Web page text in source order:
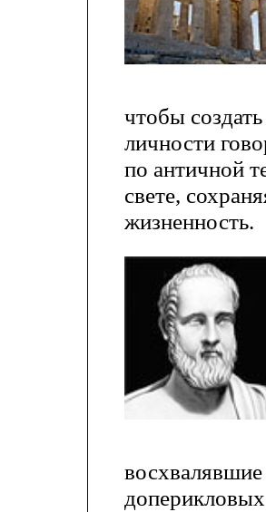
чтобы
личности
по античной
свете,
жизненность.
восхвалявшие